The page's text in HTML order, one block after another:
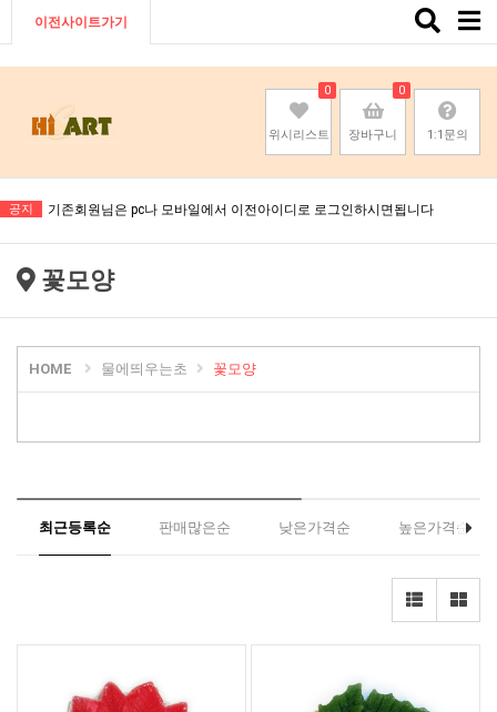
이전사이트가기
Toggle
위시리스트
0
장바구니
0
1:1문의
공지 기존회원님은 pc나 모바일에서 이전아이디로 로그인하시면됩니다
기존회원님은 pc나 모바일에서 이전아이디로 로그인하시면됩니다
기존회원님은 pc나 모바일에서 이전아이디로 로그인하시면됩니다
꽃모양
HOME 물에띄우는초 꽃모양
최근등록순 판매많은순 낮은가격순 높은가격순